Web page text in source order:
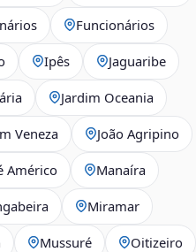
Funcionários
Ipês Jaguaribe
Jardim Oceania
Veneza João Agripino
Américo Manaíra
Miramar
Mussuré Oitizeiro